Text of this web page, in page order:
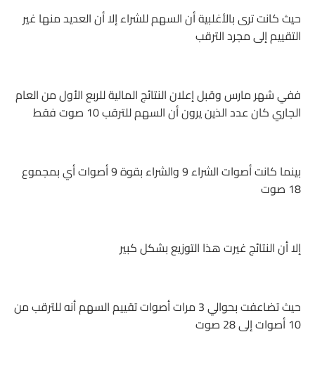
حيث كانت ترى بالأغلبية أن السهم للشراء إلا أن العديد منها غير
التقييم إلى مجرد الترقب
ففي شهر مارس وقبل إعلان النتائج المالية للربع الأول من العام
الجاري كان عدد الذين يرون أن السهم للترقب 10 صوت فقط
بينما كانت أصوات الشراء 9 والشراء بقوة 9 أصوات أي بمجموع
18 صوت
إلا أن النتائج غيرت هذا التوزيع بشكل كبير
حيث تضاعفت بحوالي 3 مرات أصوات تقييم السهم أنه للترقب من
10 أصوات إلى 28 صوت